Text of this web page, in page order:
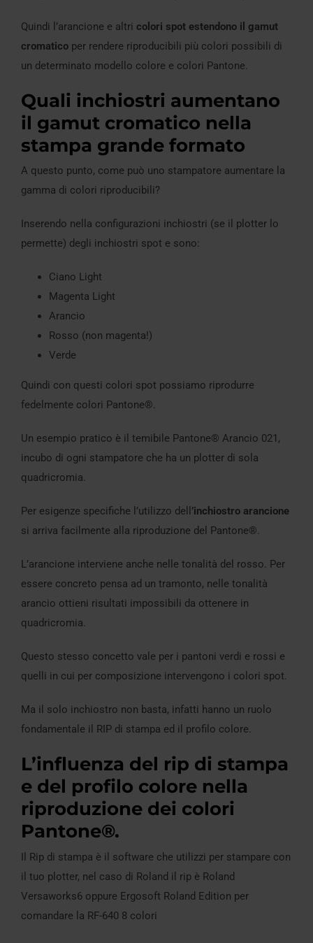
Quindi l’arancione e altri colori spot estendono il gamut
cromatico per rendere riproducibili più colori possibili di
un determinato modello colore e colori Pantone.
Quali inchiostri aumentano
il gamut cromatico nella
stampa grande formato
A questo punto, come può uno stampatore aumentare la
gamma di colori riproducibili?
Inserendo nella configurazioni inchiostri (se il plotter lo
permette) degli inchiostri spot e sono:
Ciano Light
Magenta Light
Arancio
Rosso (non magenta!)
Verde
Quindi con questi colori spot possiamo riprodurre
fedelmente colori Pantone®.
Un esempio pratico è il temibile Pantone® Arancio 021,
incubo di ogni stampatore che ha un plotter di sola
quadricromia.
Per esigenze specifiche l’utilizzo dell ’inchiostro arancione
si arriva facilmente alla riproduzione del Pantone®.
L’arancione interviene anche nelle tonalità del rosso. Per
essere concreto pensa ad un tramonto, nelle tonalità
arancio ottieni risultati impossibili da ottenere in
quadricromia.
Questo stesso concetto vale per i pantoni verdi e rossi e
quelli in cui per composizione intervengono i colori spot.
Ma il solo inchiostro non basta, infatti hanno un ruolo
fondamentale il RIP di stampa ed il profilo colore.
L’influenza del rip di stampa
e del profilo colore nella
riproduzione dei colori
Pantone®.
Il Rip di stampa è il software che utilizzi per stampare con
il tuo plotter, nel caso di Roland il rip è Roland
Versaworks6 oppure Ergosoft Roland Edition per
comandare la RF-640 8 colori